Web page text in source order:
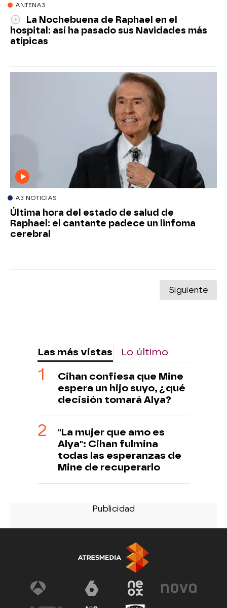
ANTENA3
La Nochebuena de Raphael en el
hospital: así ha pasado sus Navidades más
atípicas
A3 NOTICIAS
Última hora del estado de salud de
Raphael: el cantante padece un linfoma
cerebral
Siguiente
Las más vistas Lo último
Cihan confiesa que Mine
espera un hijo suyo, ¿qué
decisión tomará Alya?
"La mujer que amo es
Alya": Cihan fulmina
todas las esperanzas de
Mine de recuperarlo